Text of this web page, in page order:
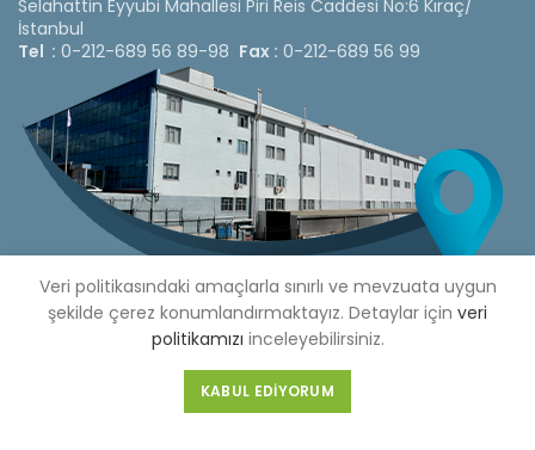
Selahattin Eyyubi Mahallesi Piri Reis Caddesi No:6 Kıraç/
İstanbul
Tel : 0-212-689 56 89-98 Fax : 0-212-689 56 99
Copyright © 2020 Çetinkaya Pano |Çetinkaya Pano Fiyat
Veri politikasındaki amaçlarla sınırlı ve mevzuata uygun
şekilde çerez konumlandırmaktayız. Detaylar için veri
politikamızı inceleyebilirsiniz.
KABUL EDIYORUM